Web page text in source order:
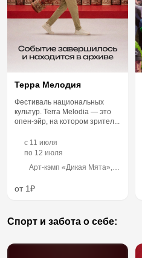
Терра Мелодия
Фестиваль национальных
культур. Terra Melodia — это
опен-эйр, на котором зрител...
c 11 июля
по 12 июля
Арт-кэмп «Дикая Мята»,
Алексинский р-н, пос.
Бунырево
от 1₽
Спорт и забота о себе: